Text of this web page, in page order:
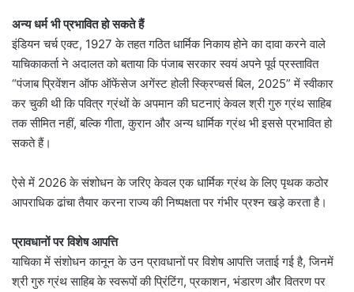
अन्य धर्म भी प्रभावित हो सकते हैं
इंडियन चर्च एक्ट, 1927 के तहत गठित धार्मिक निकाय होने का दावा करने वाले
याचिकाकर्ता ने अदालत को बताया कि पंजाब सरकार स्वयं अपने पूर्व प्रस्तावित
“पंजाब प्रिवेंशन ऑफ ऑफेंसेज अगेंस्ट होली स्क्रिप्चर्स बिल, 2025” में स्वीकार
कर चुकी थी कि पवित्र ग्रंथों के अपमान की घटनाएं केवल श्री गुरु ग्रंथ साहिब
तक सीमित नहीं, बल्कि गीता, कुरान और अन्य धार्मिक ग्रंथ भी इससे प्रभावित हो
सकते हैं।
ऐसे में 2026 के संशोधन के जरिए केवल एक धार्मिक ग्रंथ के लिए पृथक कठोर
आपराधिक ढांचा तैयार करना राज्य की निष्पक्षता पर गंभीर प्रश्न खड़े करता है।
प्रावधानों पर विशेष आपत्ति
याचिका में संशोधन कानून के उन प्रावधानों पर विशेष आपत्ति जताई गई है, जिनमें
श्री गुरु ग्रंथ साहिब के स्वरूपों की प्रिंटिंग, प्रकाशन, भंडारण और वितरण पर